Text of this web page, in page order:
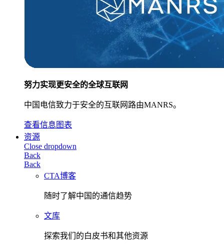
努力实现更安全的全球互联网
中国电信致力于安全的互联网路由MANRS。
查看信息图表
资源
Close dropdown
Back
Back
CTA博客
随时了解中国的通信趋势
文库
探索我们的白皮书和其他资源